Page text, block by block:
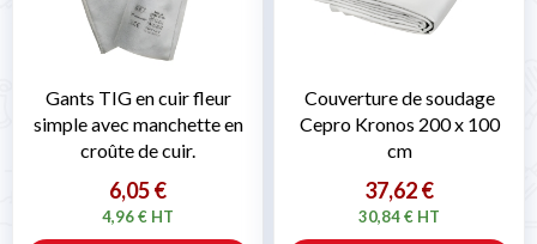
Gants TIG en cuir fleur
simple avec manchette en
croûte de cuir.
6,05 €
4,96 € HT
Couverture de soudage
Cepro Kronos 200 x 100
cm
37,62 €
30,84 € HT